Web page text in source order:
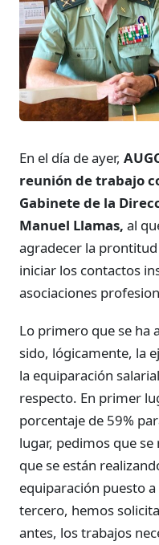
En el día de ayer,
reunión de trabajo
Gabinete de la
Manuel Llamas, al
agradecer la
iniciar los contactos
asociaciones
Lo primero que se ha
sido, lógicamente, la
la equiparación
respecto. En primer
porcentaje de 59%
lugar, pedimos que
que se están
equiparación puesto
tercero, hemos
antes, los trabajos